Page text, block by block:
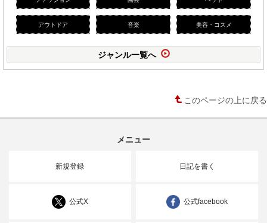
アウトドア 音楽 美容・コスメ
ジャンル一覧へ
このページの上に戻る
メニュー
新規登録 日記を書く
公式X 公式facebook